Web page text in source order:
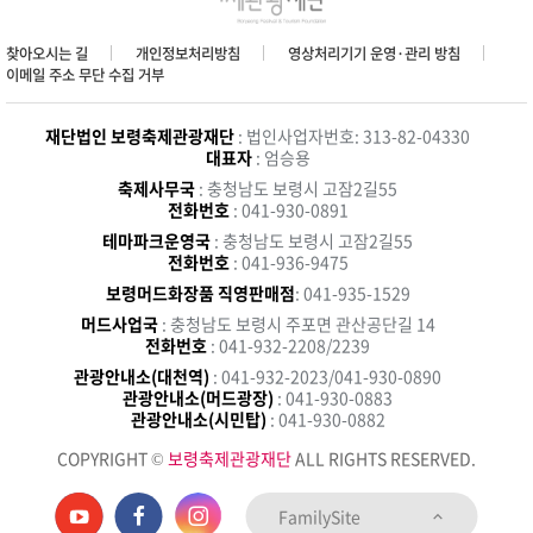
찾아오시는 길 개인정보처리방침
영상처리기기 운영·관리 방침
이메일 주소 무단 수집 거부
재단법인 보령축제관광재단 : 법인사업자번호: 313-82-04330
대표자: 엄승용
축제사무국 : 충청남도 보령시 고잠2길55
전화번호 : 041-930-0891
테마파크운영국 : 충청남도 보령시 고잠2길55
전화번호 : 041-936-9475
보령머드화장품 직영판매점: 041-935-1529
머드사업국 : 충청남도 보령시 주포면 관산공단길 14
전화번호 : 041-932-2208/2239
관광안내소(대천역) : 041-932-2023/041-930-0890
관광안내소(머드광장) : 041-930-0883
관광안내소(시민탑) : 041-930-0882
COPYRIGHT © 보령축제관광재단ALL RIGHTS RESERVED.
FamilySite